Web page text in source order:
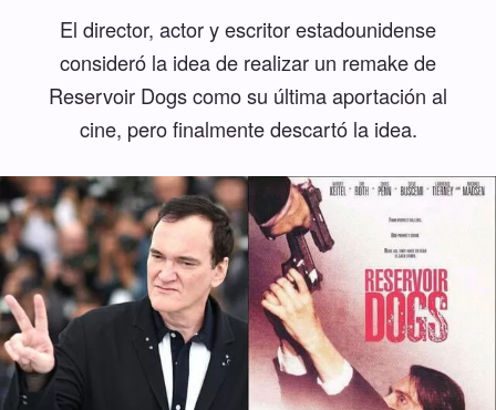
El director, actor y escritor estadounidense
consideró la idea de realizar un remake de
Reservoir Dogs como su última aportación al
cine, pero finalmente descartó la idea.